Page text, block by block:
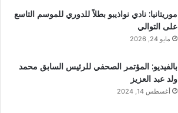
موريتانيا: نادي نواذيبو بطلاً للدوري للموسم التاسع
على التوالي
مايو 24, 2026
بالفيديو: المؤتمر الصحفي للرئيس السابق محمد
ولد عبد العزيز
أغسطس 14, 2024